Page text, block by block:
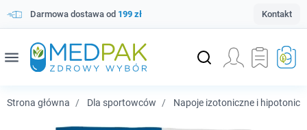
Darmowa dostawa od 199 zł Kontakt
menu
Strona główna Dla sportowców Napoje izotoniczne i